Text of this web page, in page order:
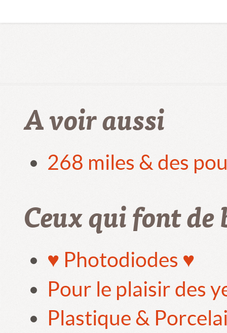
A voir aussi
268 miles & des
Ceux qui font de
♥ Photodiodes ♥
Pour le plaisir des
Plastique &